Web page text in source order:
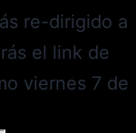
re-dirigido a
el link de
viernes 7 de